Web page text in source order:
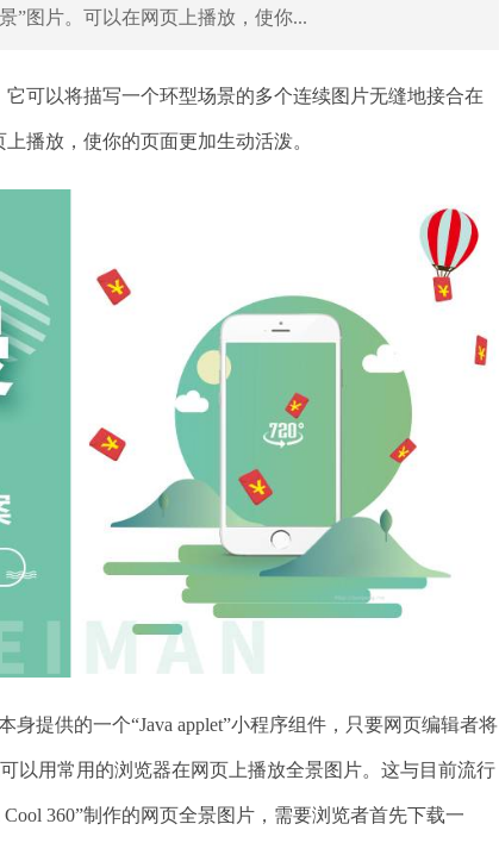
”图片。可以在网页上播放，使你...
它可以将描写一个环型场景的多个连续图片无缝地接合在
播放，使你的页面更加生动活泼。
提供的一个“Java applet”小程序组件，只要网页编辑者将
以用常用的浏览器在网页上播放全景图片。这与目前流行
Cool 360”制作的网页全景图片，需要浏览者首先下载一